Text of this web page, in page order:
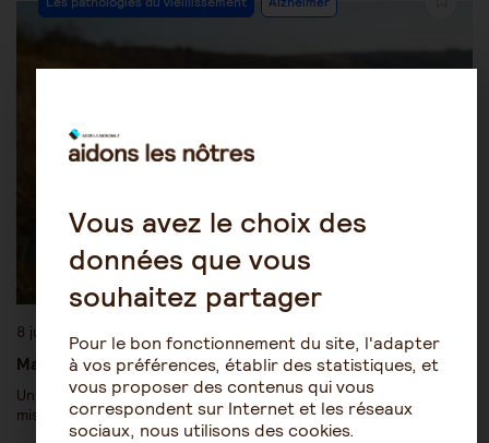
8 juillet 2019
Maladie d’Alzheimer : le genre masculin protège (un peu)
Un homme pour deux femmes, la parité n’est pas vraiment de
mise au cœur de la maladie Alzheimer. Mais comment…
Vous avez le choix des
données que vous
souhaitez partager
Pour le bon fonctionnement du site, l'adapter
à vos préférences, établir des statistiques, et
vous proposer des contenus qui vous
correspondent sur Internet et les réseaux
sociaux, nous utilisons des cookies.